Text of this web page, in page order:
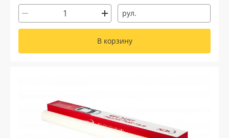
рул.
В корзину